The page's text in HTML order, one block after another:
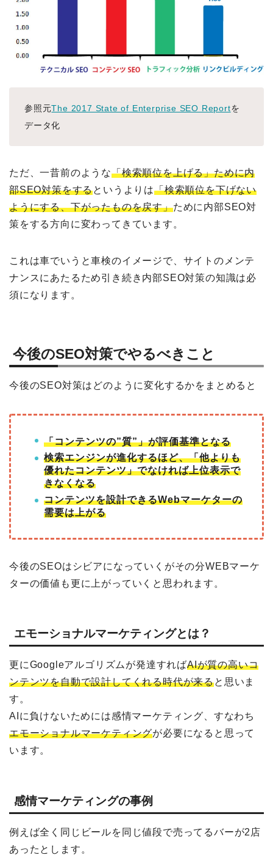
参照元The 2017 State of Enterprise SEO Reportを
データ化
ただ、一昔前のような「検索順位を上げる」ために内
部SEO対策をするというよりは「検索順位を下げない
ようにする、下がったものを戻す」ために内部SEO対
策をする方向に変わってきています。
これは車でいうと車検のイメージで、サイトのメンテ
ナンスにあたるため引き続き内部SEO対策の知識は必
須になります。
今後のSEO対策でやるべきこと
今後のSEO対策はどのように変化するかをまとめると
「コンテンツの”質”」が評価基準となる
検索エンジンが進化するほど、「他よりも
優れたコンテンツ」でなければ上位表示で
きなくなる
コンテンツを設計できるWebマーケターの
需要は上がる
今後のSEOはシビアになっていくがその分WEBマーケ
ターの価値も更に上がっていくと思われます。
エモーショナルマーケティングとは？
更にGoogleアルゴリズムが発達すればAIが質の高いコ
ンテンツを自動で設計してくれる時代が来ると思いま
す。
AIに負けないためには感情マーケティング、すなわち
エモーショナルマーケティングが必要になると思って
います。
感情マーケティングの事例
例えば全く同じビールを同じ値段で売ってるバーが2店
あったとします。